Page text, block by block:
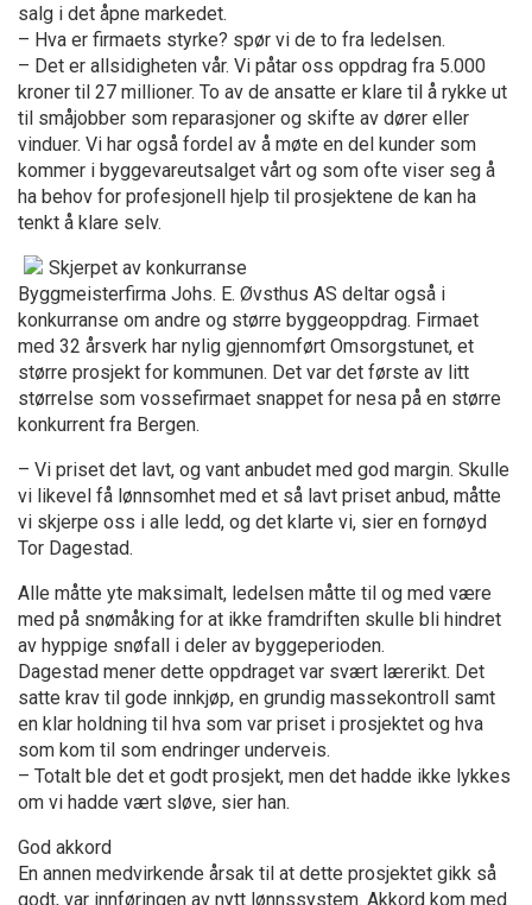
salg i det åpne markedet.
– Hva er firmaets styrke? spør vi de to fra ledelsen.
– Det er allsidigheten vår. Vi påtar oss oppdrag fra 5.000
kroner til 27 millioner. To av de ansatte er klare til å rykke ut
til småjobber som reparasjoner og skifte av dører eller
vinduer. Vi har også fordel av å møte en del kunder som
kommer i byggevareutsalget vårt og som ofte viser seg å
ha behov for profesjonell hjelp til prosjektene de kan ha
tenkt å klare selv.
Skjerpet av konkurranse
Byggmeisterfirma Johs. E. Øvsthus AS deltar også i
konkurranse om andre og større byggeoppdrag. Firmaet
med 32 årsverk har nylig gjennomført Omsorgstunet, et
større prosjekt for kommunen. Det var det første av litt
størrelse som vossefirmaet snappet for nesa på en større
konkurrent fra Bergen.
– Vi priset det lavt, og vant anbudet med god margin. Skulle
vi likevel få lønnsomhet med et så lavt priset anbud, måtte
vi skjerpe oss i alle ledd, og det klarte vi, sier en fornøyd
Tor Dagestad.
Alle måtte yte maksimalt, ledelsen måtte til og med være
med på snømåking for at ikke framdriften skulle bli hindret
av hyppige snøfall i deler av byggeperioden.
Dagestad mener dette oppdraget var svært lærerikt. Det
satte krav til gode innkjøp, en grundig massekontroll samt
en klar holdning til hva som var priset i prosjektet og hva
som kom til som endringer underveis.
– Totalt ble det et godt prosjekt, men det hadde ikke lykkes
om vi hadde vært sløve, sier han.
God akkord
En annen medvirkende årsak til at dette prosjektet gikk så
godt, var innføringen av nytt lønnssystem. Akkord kom med